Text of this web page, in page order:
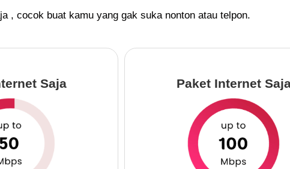
, cocok buat kamu yang gak suka nonton atau telpon.
Saja Paket Internet